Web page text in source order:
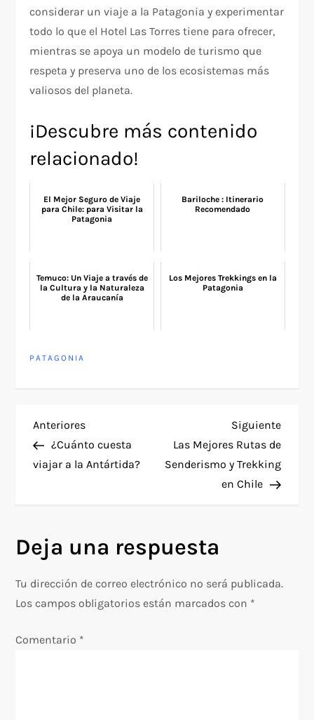
considerar un viaje a la Patagonia y experimentar
todo lo que el Hotel Las Torres tiene para ofrecer,
mientras se apoya un modelo de turismo que
respeta y preserva uno de los ecosistemas más
valiosos del planeta.
¡Descubre más contenido
relacionado!
El Mejor Seguro de Viaje
para Chile: para Visitar la
Patagonia
Bariloche : Itinerario
Recomendado
Temuco: Un Viaje a través de
la Cultura y la Naturaleza
de la Araucanía
Los Mejores Trekkings en la
Patagonia
PATAGONIA
N
a
g
a
Entrada
anterior
Anteriores
¿Cuánto cuesta
viajar a la Antártida?
Siguiente
Las Mejores Rutas de
Senderismo y Trekking
en Chile
Deja una respuesta
Tu dirección de correo electrónico no será publicada.
Los campos obligatorios están marcados con *
Comentario *